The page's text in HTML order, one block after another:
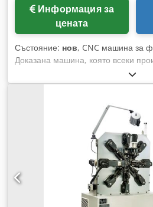
Информация за
цената
Състояние: нов, CNC машина за
Доказана машина, която всеки
трябва да притежава в своята
заради едно от най-добрите